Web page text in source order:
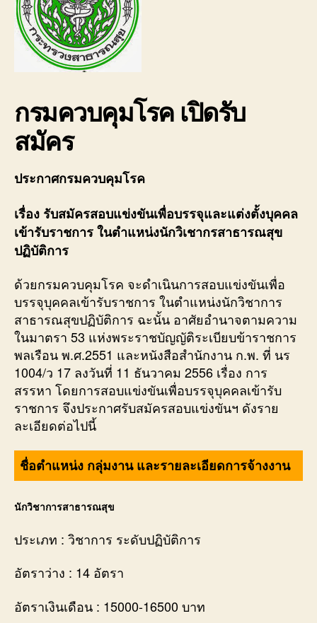
กรมควบคุมโรค เปิดรับ
สมัคร
ประกาศกรมควบคุมโรค
เรื่อง รับสมัครสอบแข่งขันเพื่อบรรจุและแต่งตั้งบุคคล
เข้ารับราชการ ในตำแหน่งนักวิเชากรสาธารณสุข
ปฏิบัติการ
ด้วยกรมควบคุมโรค จะดำเนินการสอบแข่งขันเพื่อ
บรรจุบุคคลเข้ารับราชการ ในตำแหน่งนักวิชาการ
สาธารณสุขปฏิบัติการ ฉะนั้น อาศัยอำนาจตามความ
ในมาตรา 53 แห่งพระราชบัญญัติระเบียบข้าราชการ
พลเรือน พ.ศ.2551 และหนังสือสำนักงาน ก.พ. ที่ นร
1004/ว 17 ลงวันที่ 11 ธันวาคม 2556 เรื่อง การ
สรรหา โดยการสอบแข่งขันเพื่อบรรจุบุคคลเข้ารับ
ราชการ จึงประกาศรับสมัครสอบแข่งขันฯ ดังราย
ละเอียดต่อไปนี้
ชื่อตำแหน่ง กลุ่มงาน และรายละเอียดการจ้างงาน
นักวิชาการสาธารณสุข
ประเภท : วิชาการ ระดับปฏิบัติการ
อัตราว่าง : 14 อัตรา
อัตราเงินเดือน : 15000-16500 บาท